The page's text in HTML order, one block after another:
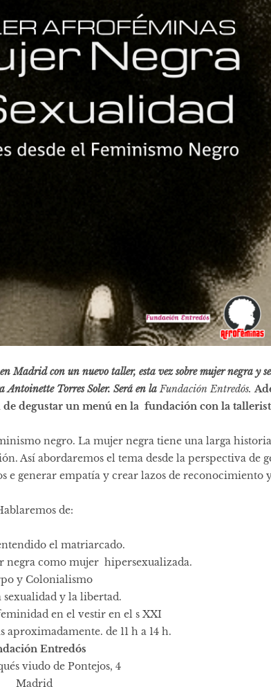
Madrid con un nuevo taller, esta vez sobre mujer negra y
Antoinette Torres Soler. Será en laFundación Entredós.
degustar un menú en la fundación con la
negro. La mujer negra tiene una larga
Así abordaremos el tema desde la perspectiva de
e generar empatía y crear lazos de reconocimiento
de:
el matriarcado.
negra como mujer hipersexualizada.
y Colonialismo
sexualidad y la libertad.
en el vestir en el s XXI
de 11 h a 14 h.
Entredós
viudo de Pontejos, 4
Madrid